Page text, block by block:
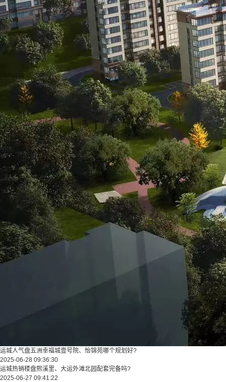
运城人气盘五洲幸福城壹号院、怡锦苑哪个规划好?
2025-06-28 09:36:30
运城热销楼盘熙溪里、大运外滩北园配套完备吗?
2025-06-27 09:41:22